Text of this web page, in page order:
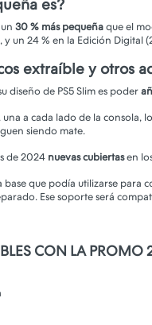
es?
30 % más pequeña que el
un 24 % en la Edición Digital
extraíble y otros
diseño de PS5 Slim es poder
a cada lado de la consola,
siendo mate.
de 2024 nuevas cubiertasen
base que podía utilizarse para
Ese soporte será
CON LA PROMO